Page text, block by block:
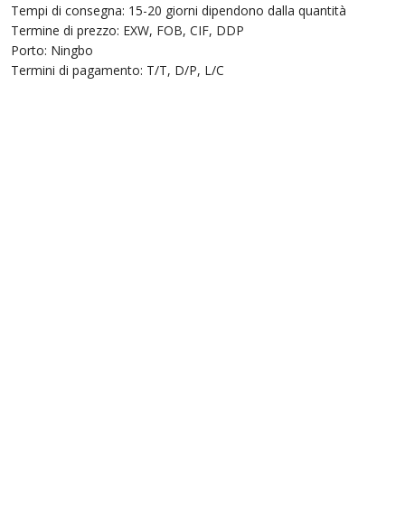
Tempi di consegna: 15-20 giorni dipendono dalla quantità
Termine di prezzo: EXW, FOB, CIF, DDP
Porto: Ningbo
Termini di pagamento: T/T, D/P, L/C